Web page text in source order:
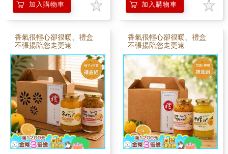
加入購物車 加入購物車
香氣很輕心卻很暖、禮盒
不張揚陪您走更遠
香氣很輕心卻很暖、禮盒
不張揚陪您走更遠